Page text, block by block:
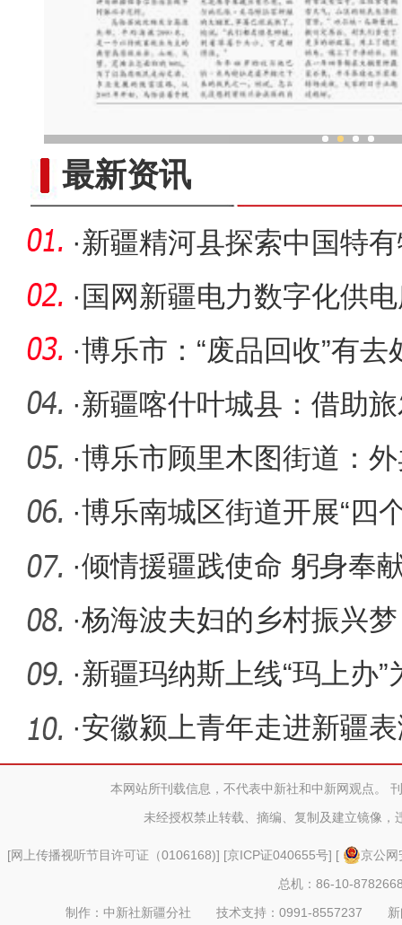
最新资讯
·新疆精河县探索中国特
保护新方
· 国网新疆电力数字化供
盖
·博乐市：“废品回收”有
·新疆喀什叶城县：借助
游四季旅
·博乐市顾里木图街道：
员”为基
·博乐南城区街道开展“四
安全宣
·倾情援疆践使命 躬身
市党委组
·杨海波夫妇的乡村振兴梦
·新疆玛纳斯上线“玛上办
推动群
·安徽颍上青年走进新疆
本网站所刊载信息，不代表中新社和中新网观点。
未经授权禁止转载、摘编、复制及建立镜像，
[网上传播视听节目许可证（0106168)] [京ICP证040655号] [
京公
总机：86-10-
制作：中新社新疆分社 技术支持：0991-8557237